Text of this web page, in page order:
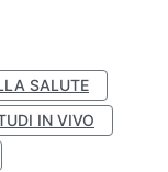
SALUTE
IN VIVO